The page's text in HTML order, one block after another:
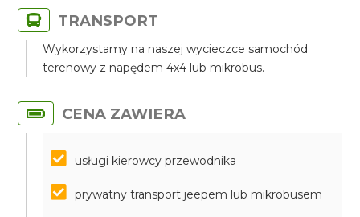
TRANSPORT
Wykorzystamy na naszej wycieczce samochód
terenowy z napędem 4x4 lub mikrobus.
CENA ZAWIERA
usługi kierowcy przewodnika
prywatny transport jeepem lub mikrobusem